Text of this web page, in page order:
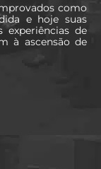
como
e hoje suas
experiências de
à ascensão de